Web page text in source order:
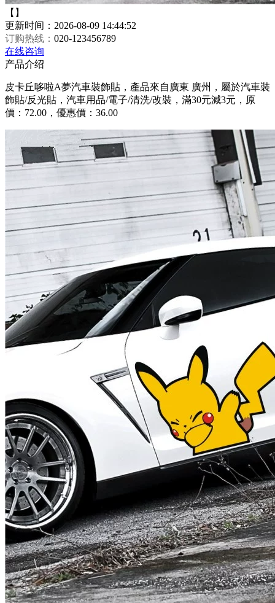
【】
更新时间：2026-08-09 14:44:52
订购热线： 020-123456789
在线咨询
产品介绍
皮卡丘哆啦A夢汽車裝飾貼，產品來自廣東 廣州，屬於汽車裝
飾貼/反光貼，汽車用品/電子/清洗/改裝，滿30元減3元，原
價：72.00，優惠價：36.00